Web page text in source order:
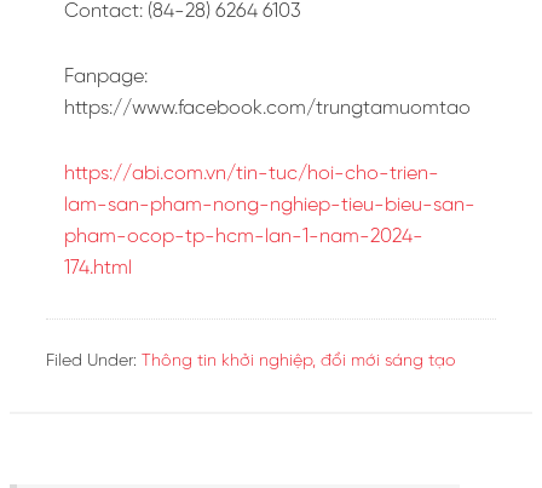
Contact: (84-28) 6264 6103
Fanpage:
https://www.facebook.com/trungtamuomtao
https://abi.com.vn/tin-tuc/hoi-cho-trien-
lam-san-pham-nong-nghiep-tieu-bieu-san-
pham-ocop-tp-hcm-lan-1-nam-2024-
174.html
Filed Under: Thông tin khởi nghiệp, đổi mới sáng tạo